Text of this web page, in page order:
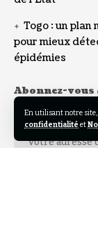
En utilisant notre
confidentialité et
Togo : un plan
pour mieux
épidémies
Abonnez-vous
Adresse E-mail: